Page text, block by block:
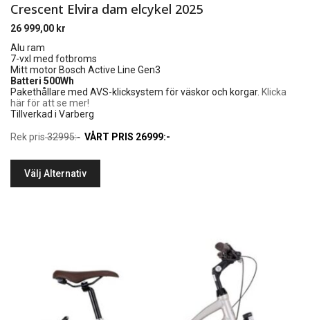
Crescent Elvira dam elcykel 2025
26 999,00 kr
Alu ram
7-vxl med fotbroms
Mitt motor Bosch Active Line Gen3
Batteri 500Wh
Pakethållare med AVS-klicksystem för väskor och korgar. Klicka
här för att se mer!
Tillverkad i Varberg
Rek pris32995:- VÅRT PRIS 26999:-
Välj Alternativ